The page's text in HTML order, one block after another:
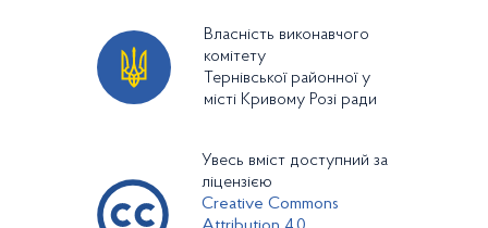
Власність виконавчого
комітету
Тернівської районної у
місті Кривому Розі ради
Увесь вміст доступний за
ліцензією
Creative Commons